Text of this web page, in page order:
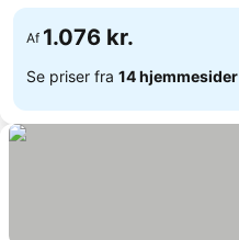
Lagoon vandland
Af 1.076 kr.
Se priser fra 14 hjemmesider